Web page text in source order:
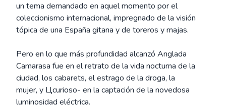
un tema demandado en aquel momento por el
coleccionismo internacional, impregnado de la visión
tópica de una España gitana y de toreros y majas.
Pero en lo que más profundidad alcanzó Anglada
Camarasa fue en el retrato de la vida nocturna de la
ciudad, los cabarets, el estrago de la droga, la
mujer, y Цcurioso- en la captación de la novedosa
luminosidad eléctrica.